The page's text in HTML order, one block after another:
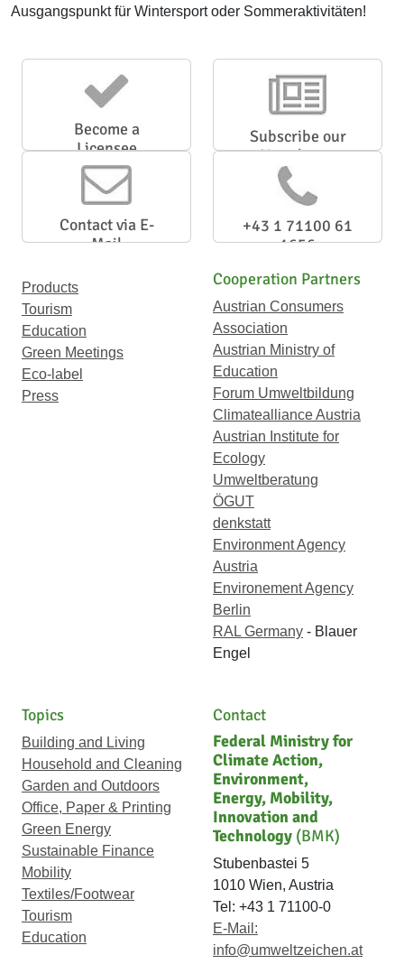
Ausgangspunkt für Wintersport oder Sommeraktivitäten!
Become a
Licensee
Subscribe our
Newsletter
Contact via E-
Mail
+43 1 71100 61
1656
Products
Tourism
Education
Green Meetings
Eco-label
Press
Cooperation Partners
Austrian Consumers
Association
Austrian Ministry of
Education
Forum Umweltbildung
Climatealliance Austria
Austrian Institute for
Ecology
Umweltberatung
ÖGUT
denkstatt
Environment Agency
Austria
Environement Agency
Berlin
RAL Germany - Blauer
Engel
Topics
Building and Living
Household and Cleaning
Garden and Outdoors
Office, Paper & Printing
Green Energy
Sustainable Finance
Mobility
Textiles/Footwear
Tourism
Education
Contact
Federal Ministry for
Climate Action,
Environment,
Energy, Mobility,
Innovation and
Technology (BMK)
Stubenbastei 5
1010 Wien, Austria
Tel: +43 1 71100-0
E-Mail:
info@umweltzeichen.at